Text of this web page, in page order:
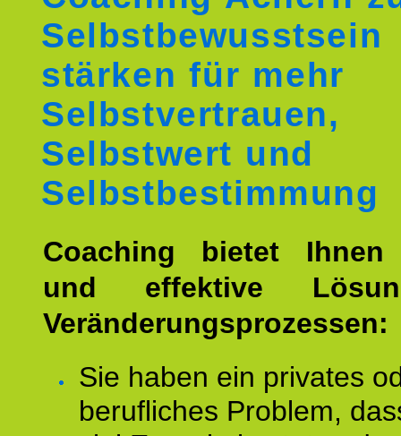
Selbstbewusstsein
stärken für mehr
Selbstvertrauen,
Selbstwert und
Selbstbestimmung
Coaching bietet Ihnen
und effektive
Veränderungsprozessen:
Sie haben ein privates
berufliches Problem,